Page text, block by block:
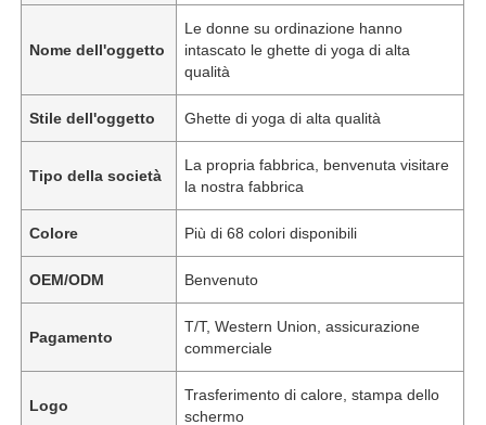
Nome dell'oggetto
Le donne su ordinazione hanno
intascato le ghette di yoga di alta
qualità
Stile dell'oggetto Ghette di yoga di alta qualità
Tipo della società
La propria fabbrica, benvenuta visitare
la nostra fabbrica
Colore Più di 68 colori disponibili
OEM/ODM Benvenuto
Pagamento
T/T, Western Union, assicurazione
commerciale
Logo
Trasferimento di calore, stampa dello
schermo